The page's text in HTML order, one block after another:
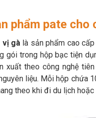
phẩm pate cho
vị gà là sản phẩm cao
gói trong hộp bạc tiện
xuất theo công nghệ
liệu. Mỗi hộp chứa
theo khi đi du lịch